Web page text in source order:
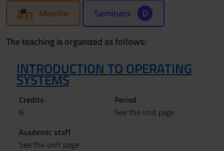
Moodle Seminars 0
The teaching is organized as follows:
INTRODUCTION TO OPERATING
SYSTEMS
Credits
6
Period
See the unit page
Academic staff
See the unit page